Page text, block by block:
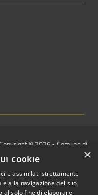
Copyright © 2026 • Comune di
Villongo • Powered by
redazione
×
cookie
e assimilati strettamente
alla navigazione del sito,
al solo fine di elaborare